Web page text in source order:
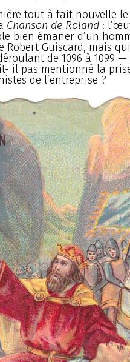
tout à fait nouvelle
Chanson de Roland :
bien émaner d’un
Guiscard, mais
de 1096 à 1099 —
il pas mentionné la
de l’entreprise ?